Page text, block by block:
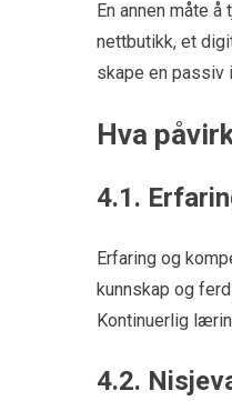
En annen måte
nettbutikk, et
skape en passiv
Hva
4.1.
Erfaring og
kunnskap og
Kontinuerlig
4.2.